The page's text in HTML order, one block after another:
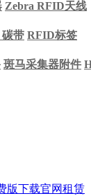
Zebra RFID天线
带 RFID标签
斑马采集器附件
版下载官网租赁